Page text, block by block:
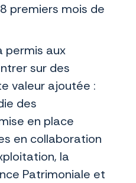
premiers mois de
permis aux
sur des
valeur ajoutée :
des
en place
en collaboration
la
Patrimoniale et